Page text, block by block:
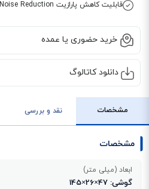
قابلیت کاهش پارازیت Noise Reduction
خرید حضوری یا عمده
دانلود کاتالوگ
مشخصات نقد و بررسی
مشخصات
ابعاد (میلی متر)
گوشی: 47×26×145